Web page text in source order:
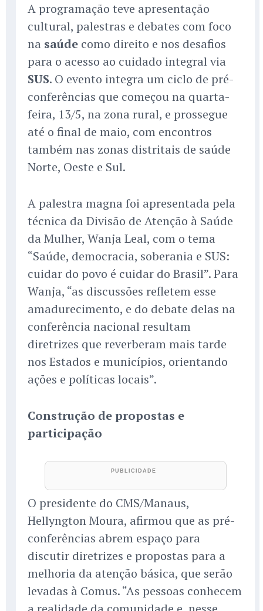
A programação teve apresentação
cultural, palestras e debates com foco
na saúde como direito e nos desafios
para o acesso ao cuidado integral via
SUS. O evento integra um ciclo de pré-
conferências que começou na quarta-
feira, 13/5, na zona rural, e prossegue
até o final de maio, com encontros
também nas zonas distritais de saúde
Norte, Oeste e Sul.
A palestra magna foi apresentada pela
técnica da Divisão de Atenção à Saúde
da Mulher, Wanja Leal, com o tema
“Saúde, democracia, soberania e SUS:
cuidar do povo é cuidar do Brasil”. Para
Wanja, “as discussões refletem esse
amadurecimento, e do debate delas na
conferência nacional resultam
diretrizes que reverberam mais tarde
nos Estados e municípios, orientando
ações e políticas locais”.
Construção de propostas e
participação
O presidente do CMS/Manaus,
Hellyngton Moura, afirmou que as pré-
conferências abrem espaço para
discutir diretrizes e propostas para a
melhoria da atenção básica, que serão
levadas à Comus. “As pessoas conhecem